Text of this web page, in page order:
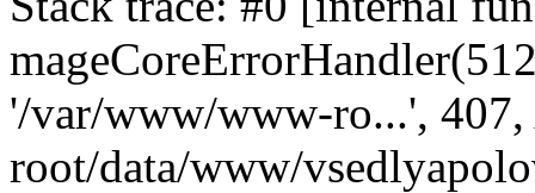
'/var/www/www-ro...',
root/data/www/